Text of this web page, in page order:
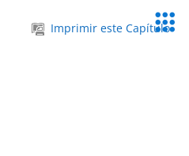
Imprimir este Capítulo